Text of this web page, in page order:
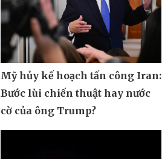
Mỹ hủy kế hoạch tấn công Iran:
Bước lùi chiến thuật hay nước
cờ của ông Trump?